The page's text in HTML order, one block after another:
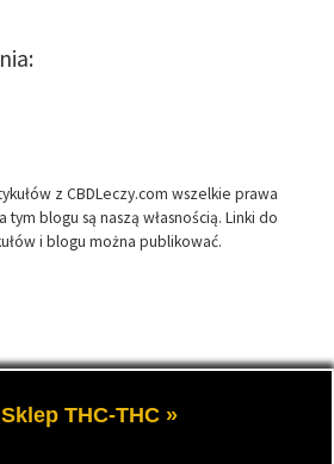
z CBDLeczy.com wszelkie prawa
tym blogu są naszą własnością. Linki do
i blogu można publikować.
– Wszelkie prawa zastrzeżone
olej CBD-RSO w medycynie.
Sklep THC-THC »